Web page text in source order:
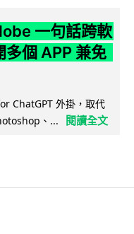
一句話跨軟
多個 APP 兼免
ChatGPT 外掛，取代
、...
閱讀全文